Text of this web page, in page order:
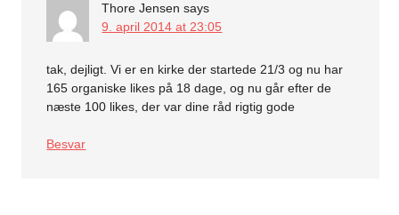
Thore Jensen says
9. april 2014 at 23:05
tak, dejligt. Vi er en kirke der startede 21/3 og nu har
165 organiske likes på 18 dage, og nu går efter de
næste 100 likes, der var dine råd rigtig gode
Besvar